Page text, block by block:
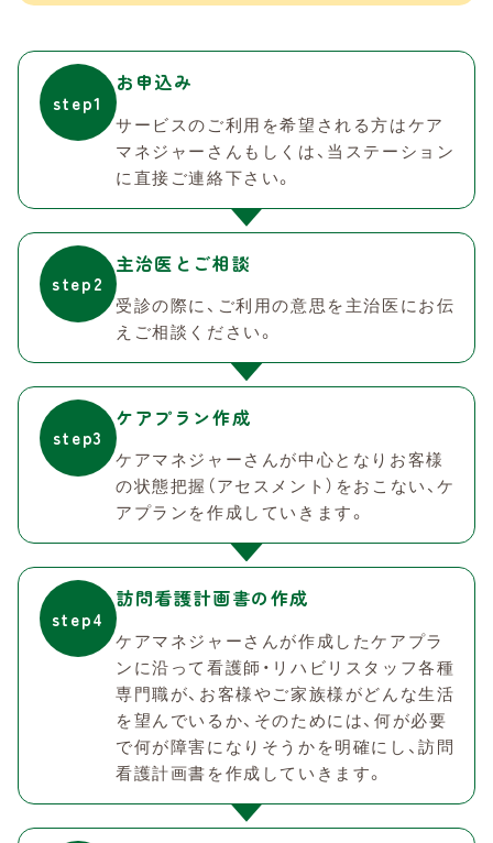
step1
お申込み
サービスのご利用を希望される方はケア
マネジャーさんもしくは、 当ステーション
に直接ご連絡下さい。
step2
主治医とご相談
受診の際に、ご利用の意思を主治医にお伝
えご相談ください。
step3
ケアプラン作成
ケアマネジャーさんが中心となりお客様
の状態把握（アセスメント）をおこない、ケ
アプランを作成していきます。
step4
訪問看護計画書の作成
ケアマネジャーさんが作成したケアプラ
ンに沿って看護師・リハビリスタッフ各種
専門職が、 お客様やご家族様がどんな生活
を望んでいるか、そのためには、何が必要
で何が障害になりそうかを明確にし、訪問
看護計画書を作成していきます。
（特に重い病気の場合、要介護・要支援の認定
ある）
step1
当ステーションにご相談ください
ご利用の希望内容をお伺いいたします。
主治医にご相談
主治医の診断後にステーションへ訪問看
護指示書が交付されます。
サービス開始
指示内容に従い、サービスを開始します。
step4
主治医へ報告
看護結果を主治医にご報告します。